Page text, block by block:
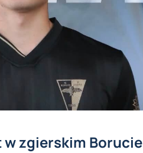
zgierskim Borucie